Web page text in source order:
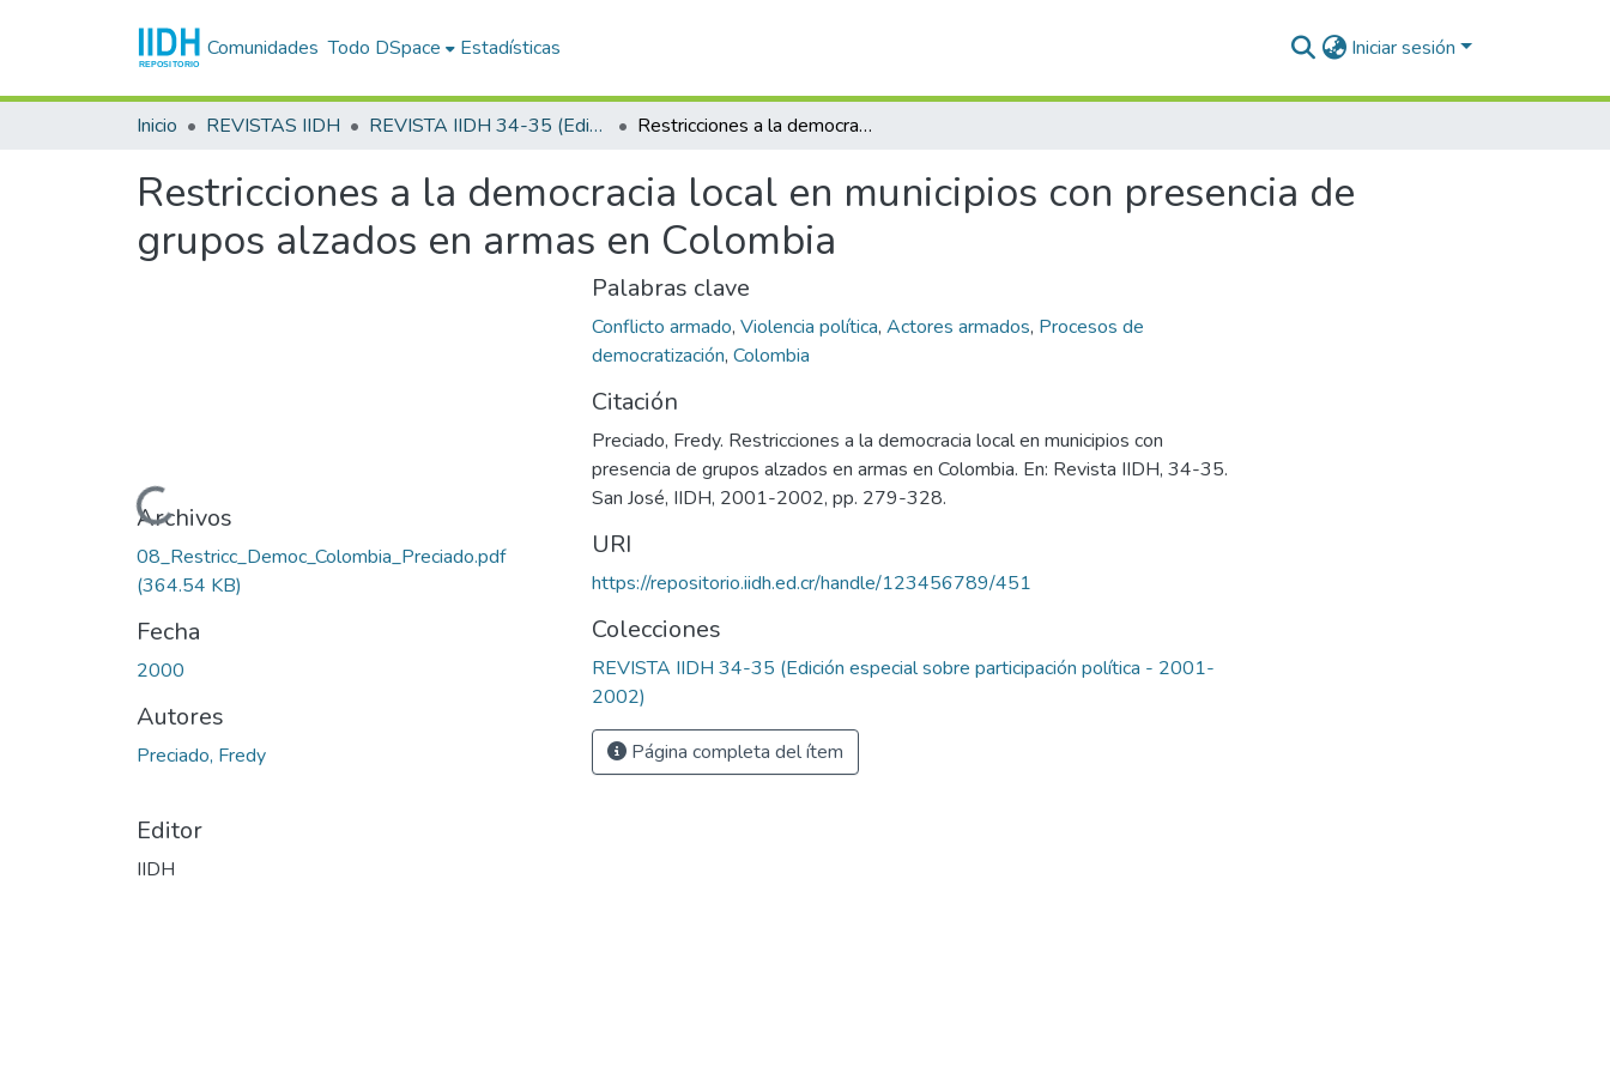
Comunidades Todo DSpace Estadísticas Iniciar sesión
Inicio REVISTAS IIDH REVISTA IIDH 34-35 (Edición especial sobre participación política - 2001-2002) Restricciones a la democracia local en municipios con presencia de grupos alzados en armas en Colombia
Restricciones a la democracia local en municipios con presencia de
grupos alzados en armas en Colombia
Cargando...
Archivos
08_Restricc_Democ_Colombia_Preciado.pdf
(364.54 KB)
Fecha
2000
Autores
Preciado, Fredy
Editor
IIDH
Palabras clave
Conflicto armado, Violencia política, Actores armados, Procesos de
democratización, Colombia
Citación
Preciado, Fredy. Restricciones a la democracia local en municipios con
presencia de grupos alzados en armas en Colombia. En: Revista IIDH, 34-35.
San José, IIDH, 2001-2002, pp. 279-328.
URI
https://repositorio.iidh.ed.cr/handle/123456789/451
Colecciones
REVISTA IIDH 34-35 (Edición especial sobre participación política - 2001-
2002)
Página completa del ítem